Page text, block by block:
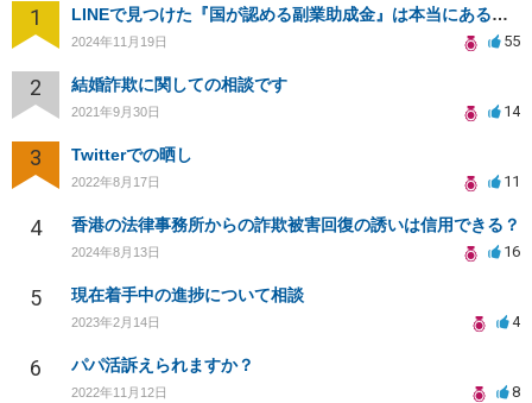
1 LINEで見つけた『国が認める副業助成金』は本当にあるのですか？今それで訴えられそうでどうすれば？
2024年11月19日 55
2 結婚詐欺に関しての相談です
2021年9月30日 14
3 Twitterでの晒し
2022年8月17日 11
4 香港の法律事務所からの詐欺被害回復の誘いは信用できる？
2024年8月13日 16
5 現在着手中の進捗について相談
2023年2月14日 4
6 パパ活訴えられますか？
2022年11月12日 8